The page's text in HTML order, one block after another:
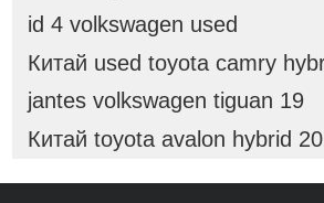
id 4 volkswagen used
Китай used toyota camry
jantes volkswagen tiguan 19
Китай toyota avalon hybrid